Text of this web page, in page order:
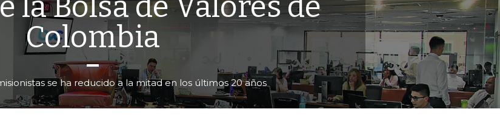
Colombia
se ha reducido a la mitad en los últimos 20 años